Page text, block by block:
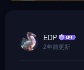
EDP
2年前更新